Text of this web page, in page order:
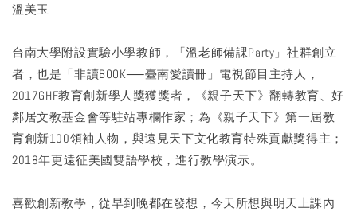
溫美玉
台南大學附設實驗小學教師，「溫老師備課Party」社群創立
者，也是「非讀BOOK──臺南愛讀冊」電視節目主持人，
2017GHF教育創新學人獎獲獎者，《親子天下》翻轉教育、好
鄰居文教基金會等駐站專欄作家；為《親子天下》第一屆教
育創新100領袖人物，與遠見天下文化教育特殊貢獻獎得主；
2018年更遠征美國雙語學校，進行教學演示。
喜歡創新教學，從早到晚都在發想，今天所想與明天上課內